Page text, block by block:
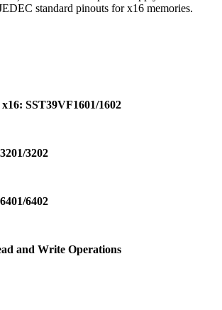
standard pinouts for x16 memories.
SST39VF1601/1602
3202
6402
and Write Operations